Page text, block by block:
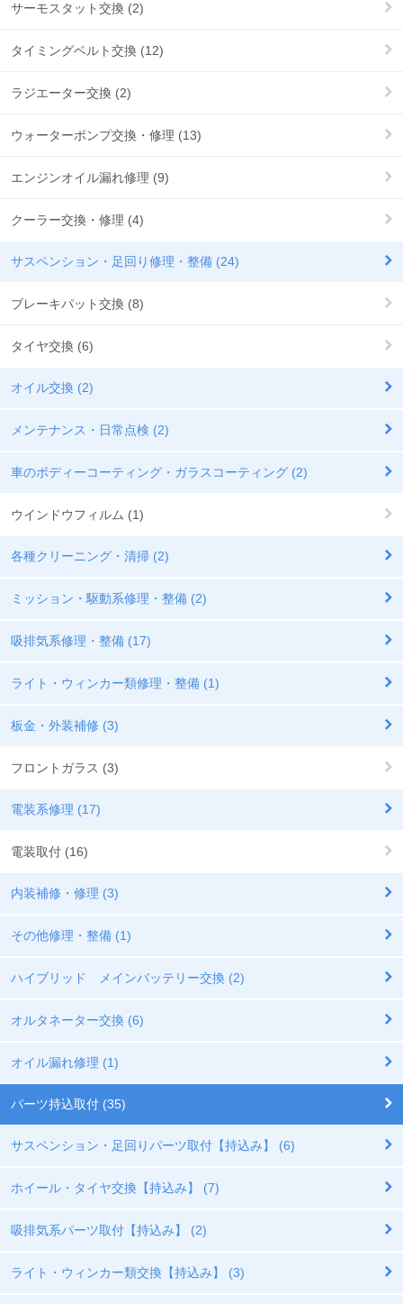
サーモスタット交換 (2)
タイミングベルト交換 (12)
ラジエーター交換 (2)
ウォーターポンプ交換・修理 (13)
エンジンオイル漏れ修理 (9)
クーラー交換・修理 (4)
サスペンション・足回り修理・整備 (24)
ブレーキパット交換 (8)
タイヤ交換 (6)
オイル交換 (2)
メンテナンス・日常点検 (2)
車のボディーコーティング・ガラスコーティング (2)
ウインドウフィルム (1)
各種クリーニング・清掃 (2)
ミッション・駆動系修理・整備 (2)
吸排気系修理・整備 (17)
ライト・ウィンカー類修理・整備 (1)
板金・外装補修 (3)
フロントガラス (3)
電装系修理 (17)
電装取付 (16)
内装補修・修理 (3)
その他修理・整備 (1)
ハイブリッド メインバッテリー交換 (2)
オルタネーター交換 (6)
オイル漏れ修理 (1)
パーツ持込取付 (35)
サスペンション・足回りパーツ取付【持込み】 (6)
ホイール・タイヤ交換【持込み】 (7)
吸排気系パーツ取付【持込み】 (2)
ライト・ウィンカー類交換【持込み】 (3)